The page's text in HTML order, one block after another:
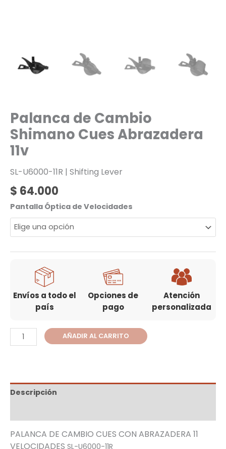
Palanca de Cambio
Shimano Cues Abrazadera
11v
SL-U6000-11R | Shifting Lever
$ 64.000
Pantalla Óptica de Velocidades
Envíos a todo el
país
Opciones de
pago
Atención
personalizada
AÑADIR AL CARRITO
Descripción
PALANCA DE CAMBIO CUES CON ABRAZADERA 11
VELOCIDADES SL-U6000-11R